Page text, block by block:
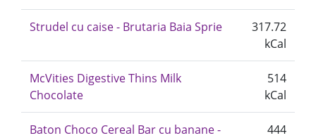
Strudel cu caise - Brutaria Baia Sprie
317.72
kCal
McVities Digestive Thins Milk
Chocolate
514
kCal
Baton Choco Cereal Bar cu banane -
444